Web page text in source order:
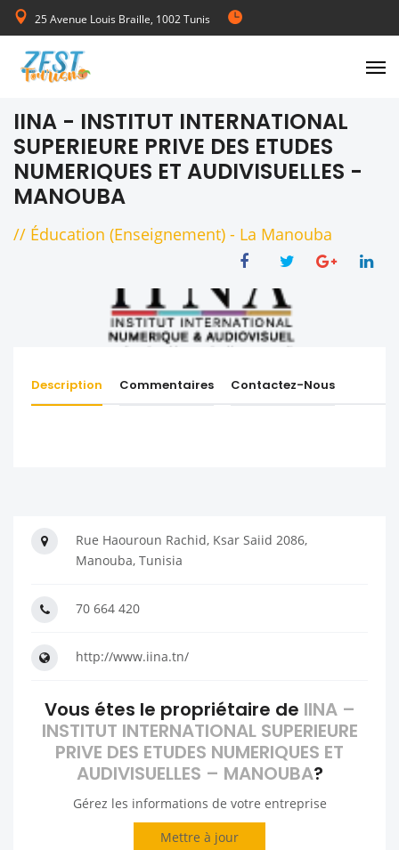
25 Avenue Louis Braille, 1002 Tunis
de Lundi au Vendredi 08:00-17:00
IINA - INSTITUT INTERNATIONAL
SUPERIEURE PRIVE DES ETUDES
NUMERIQUES ET AUDIVISUELLES -
MANOUBA
// Éducation (Enseignement) - La Manouba
Description Commentaires Contactez-Nous
Rue Haouroun Rachid, Ksar Saiid 2086,
Manouba, Tunisia
70 664 420
http://www.iina.tn/
Vous étes le propriétaire de IINA –
INSTITUT INTERNATIONAL SUPERIEURE
PRIVE DES ETUDES NUMERIQUES ET
AUDIVISUELLES – MANOUBA?
Gérez les informations de votre entreprise
Mettre à jour